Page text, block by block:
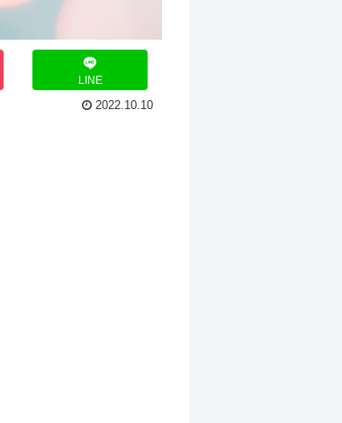
LINE
2022.10.10